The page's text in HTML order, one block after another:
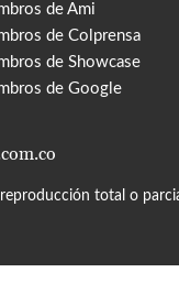
de Ami
de Colprensa
de Showcase
de Google
total o